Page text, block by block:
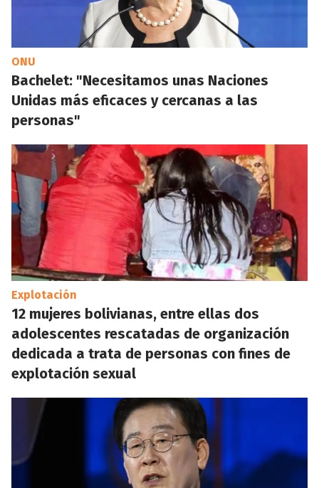
ONU
Bachelet: "Necesitamos unas Naciones
Unidas más eficaces y cercanas a las
personas"
Explotación
12 mujeres bolivianas, entre ellas dos
adolescentes rescatadas de organización
dedicada a trata de personas con fines de
explotación sexual